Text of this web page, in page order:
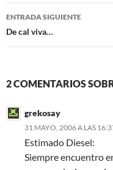
entradas
ENTRADA SIGUIENTE
De cal viva…
2 COMENTARIOS
grekosay
31 MAYO, 2006 A LAS
Estimado Diesel:
Siempre encuentro